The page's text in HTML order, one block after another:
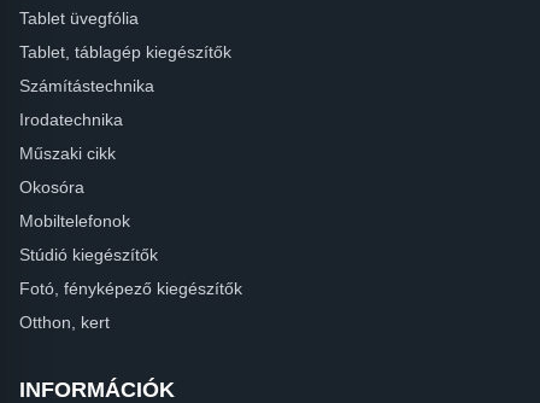
Tablet üvegfólia
Tablet, táblagép kiegészítők
Számítástechnika
Irodatechnika
Műszaki cikk
Okosóra
Mobiltelefonok
Stúdió kiegészítők
Fotó, fényképező kiegészítők
Otthon, kert
INFORMÁCIÓK